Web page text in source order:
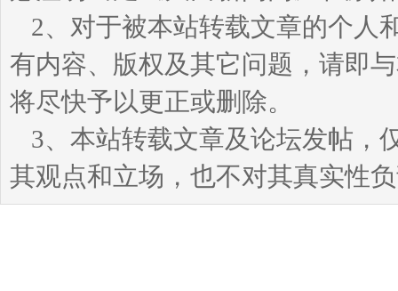
2、对于被本站转载文章的个人
有内容、版权及其它问题，请即
将尽快予以更正或删除。
3、本站转载文章及论坛发帖，
其观点和立场，也不对其真实性